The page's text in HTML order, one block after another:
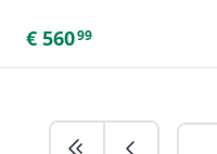
€ 56099